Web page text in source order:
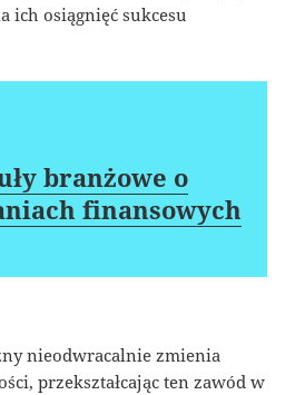
ich osiągnięć sukcesu
branżowe o
finansowych
nieodwracalnie zmienia
przekształcając ten zawód w